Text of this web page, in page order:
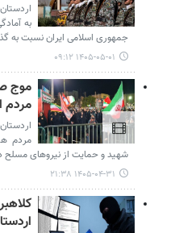
به
جمهوری اسلامی ایران نسبت به
۱۴۰۵-۰۵-۰۱ ۰۹:۱۲
موج
مردم
مردم
شهید و حمایت از نیروهای مسلح
۱۴۰۵-۰۴-۳۱ ۲۱:۳۸